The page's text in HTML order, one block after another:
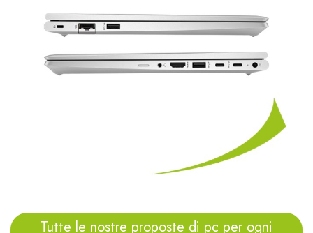
Tutte le nostre proposte di pc per ogni